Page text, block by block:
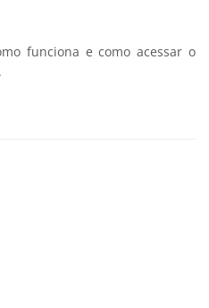
funciona e como acessar o
.